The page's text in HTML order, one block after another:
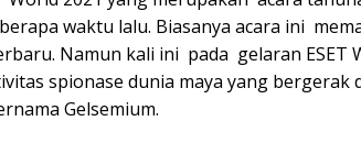
waktu lalu. Biasanya acara ini
Namun kali ini pada gelaran ESET
spionase dunia maya yang bergerak
Gelsemium.